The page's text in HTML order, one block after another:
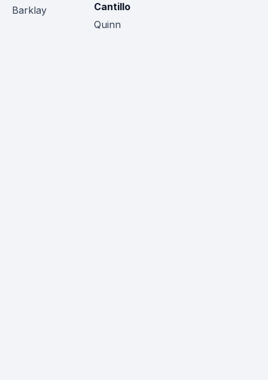
Barklay
Cantillo
Quinn